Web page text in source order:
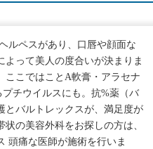
ルペスがあり、口唇や顔面な
よって美人の度合いが決まりま
ここではことA軟膏・アラセナ
チウイルスにも。抗%薬（バ
とバルトレックスが、満足度が
の美容外科をお探しの方は、
頭痛な医師が施術を行いま